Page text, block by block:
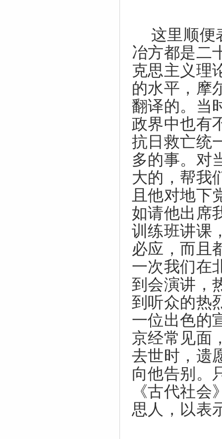
这里顺便
冶方都是二
克思主义理
的水平，摩
翻译的。当
政界中也有
抗日救亡统
多的事。对
大的，帮我
且他对地下
如请他出席
训练班讲课
必应，而且
一次我们在
到会演讲，
到听众的热
一位出色的
京经常见面
去世时，遗
向他告别。
《古代社
思人，以表